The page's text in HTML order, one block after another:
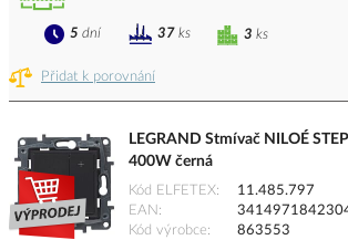
Přidat k porovnání
3 ks
5 dní 37 ks
LEGRAND Stmívač NILOÉ
400W černá
Kód ELFETEX
11.485.797
EAN
Kód výrobce
863553